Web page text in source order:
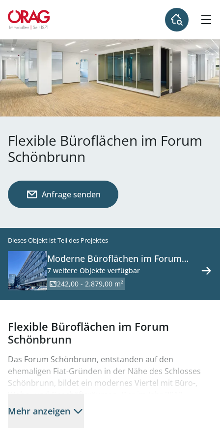
Flexible Büroflächen im Forum
Schönbrunn
Anfrage senden
Dieses Objekt ist Teil des Projektes
Moderne Büroflächen im Forum
Schönbrunn zu mieten
7 weitere Objekte verfügbar
242,00 - 2.879,00 m²
Flexible Büroflächen im Forum
Schönbrunn
Das Forum Schönbrunn, entstanden auf den
ehemaligen Fiat-Gründen in der Nähe des Schlosses
Schönbrunn, bildet ein modernes Viertel mit Büro-,
fertiggestellte Bauteil 2, entworfen von den Architekten
Mascha & Seethaler, umfasst ein multifunktionales
Mehr anzeigen